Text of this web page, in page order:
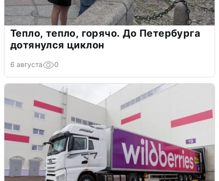
Тепло, тепло, горячо. До Петербурга
дотянулся циклон
6 августа 0